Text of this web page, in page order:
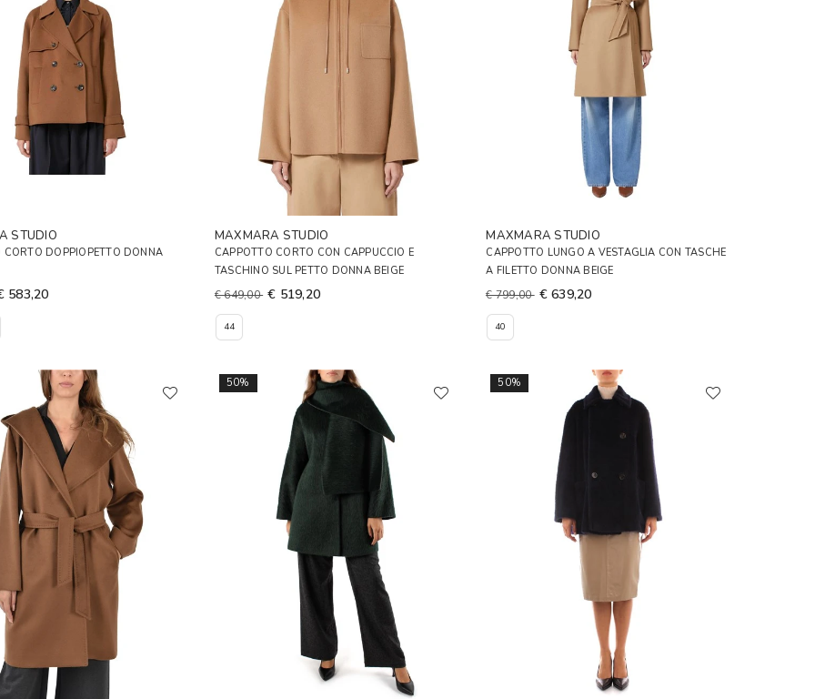
STUDIO
CORTO DOPPIOPETTO DONNA
583,20
MAXMARA STUDIO
CAPPOTTO CORTO CON CAPPUCCIO E
TASCHINO SUL PETTO DONNA BEIGE
€ 649,00 € 519,20
44
MAXMARA STUDIO
CAPPOTTO LUNGO A VESTAGLIA CON TASCHE
A FILETTO DONNA BEIGE
€ 799,00 € 639,20
40
50% 50%